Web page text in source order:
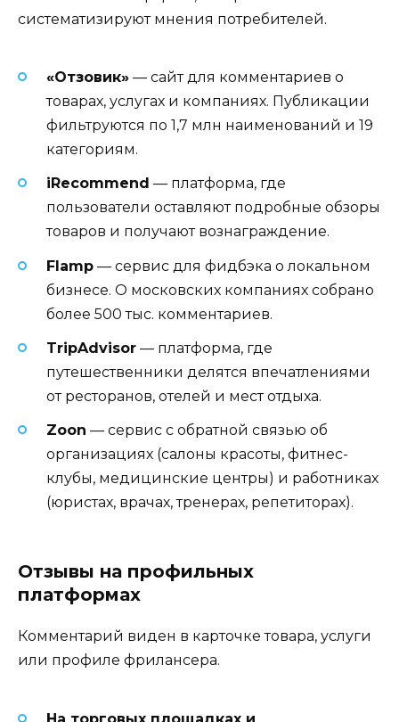
систематизируют мнения потребителей.
«Отзовик» — сайт для комментариев о
товарах, услугах и компаниях. Публикации
фильтруются по 1,7 млн наименований и 19
категориям.
iRecommend — платформа, где
пользователи оставляют подробные обзоры
товаров и получают вознаграждение.
Flamp — сервис для фидбэка о локальном
бизнесе. О московских компаниях собрано
более 500 тыс. комментариев.
TripAdvisor — платформа, где
путешественники делятся впечатлениями
от ресторанов, отелей и мест отдыха.
Zoon — сервис с обратной связью об
организациях (салоны красоты, фитнес-
клубы, медицинские центры) и работниках
(юристах, врачах, тренерах, репетиторах).
Отзывы на профильных
платформах
Комментарий виден в карточке товара, услуги
или профиле фрилансера.
На торговых площадках и